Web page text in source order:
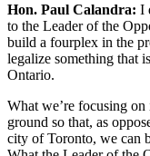
Hon. Paul Calandra: I
to the Leader of the
build a fourplex in the
legalize something that
Ontario.
What we’re focusing
ground so that, as
city of Toronto, we can